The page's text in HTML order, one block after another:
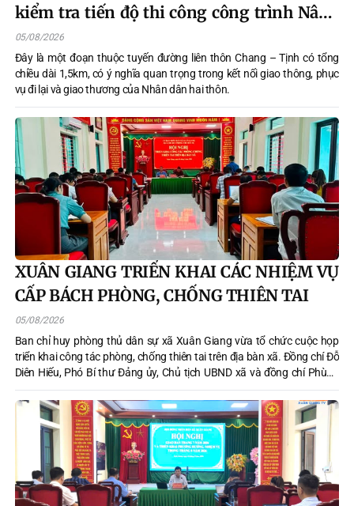
kiểm tra tiến độ thi công công trình Nâng
cấp, cải tạo đường trục thôn, đoạn từ
Trường Mầm non đến khu vực dân cư tổ 3
thôn Tịnh.
05/08/2026
Đây là một đoạn thuộc tuyến đường liên thôn Chang – Tịnh có tổng
chiều dài 1,5km, có ý nghĩa quan trọng trong kết nối giao thông, phục
vụ đi lại và giao thương của Nhân dân hai thôn.
XUÂN GIANG TRIỂN KHAI CÁC NHIỆM VỤ
CẤP BÁCH PHÒNG, CHỐNG THIÊN TAI
05/08/2026
Ban chỉ huy phòng thủ dân sự xã Xuân Giang vừa tổ chức cuộc họp
triển khai công tác phòng, chống thiên tai trên địa bàn xã. Đồng chí Đỗ
Diên Hiếu, Phó Bí thư Đảng ủy, Chủ tịch UBND xã và đồng chí Phùng
Minh Thanh, Phó Chủ tịch UBND xã đồng chủ trì cuộc họp